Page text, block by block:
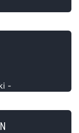
-